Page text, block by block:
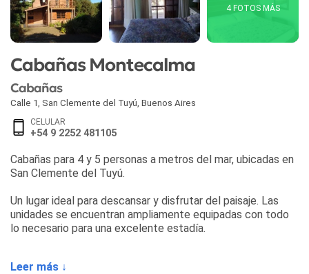
4 FOTOS MÁS
Cabañas Montecalma
Cabañas
Calle 1 San Clemente del Tuyú Buenos Aires
CELULAR
+54 9 2252 481105
Cabañas para 4 y 5 personas a metros del mar, ubicadas en
San Clemente del Tuyú.
Un lugar ideal para descansar y disfrutar del paisaje. Las
unidades se encuentran ampliamente equipadas con todo
lo necesario para una excelente estadía.
Leer más ↓